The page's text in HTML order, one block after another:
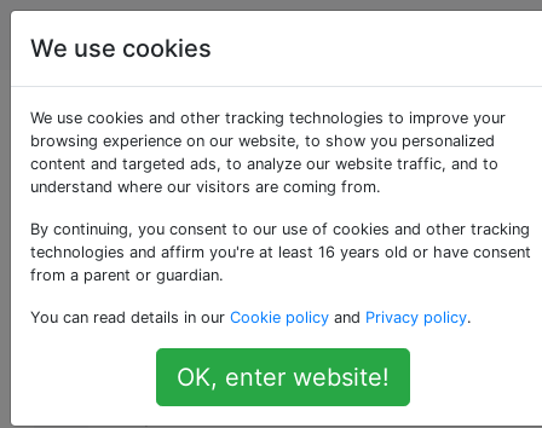
Fotografie
Wie kann ich ein
Fotobuch selbst
veröffentlichen?
16
Ich habe Tausende von Fotos für ein Buch
gemacht, das ich veröffentlichen möchte. Ich
bin Grafikdesigner, daher ist das Erstellen des
Layouts von Büchern, Seiten, Deckblättern
We use cookies
We use cookies and other tracking technologies to improve your
browsing experience on our website, to show you personalized
content and targeted ads, to analyze our website traffic, and to
understand where our visitors are coming from.
By continuing, you consent to our use of cookies and other tracking
technologies and affirm you're at least 16 years old or have consent
from a parent or guardian.
You can read details in our Cookie policy and Privacy policy.
OK, enter website!